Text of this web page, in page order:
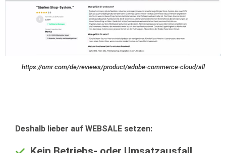
https://omr.com/de/reviews/product/adobe-commerce-cloud/all
Deshalb lieber auf WEBSALE setzen: